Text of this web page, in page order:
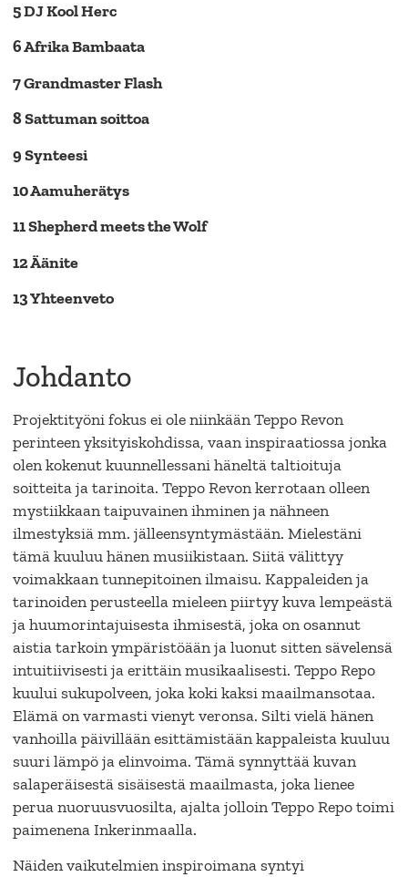
5 DJ Kool Herc
6 Afrika Bambaata
7 Grandmaster Flash
8 Sattuman soittoa
9 Synteesi
10 Aamuherätys
11 Shepherd meets the Wolf
12 Äänite
13 Yhteenveto
Johdanto
Projektityöni fokus ei ole niinkään Teppo Revon
perinteen yksityiskohdissa, vaan inspiraatiossa jonka
olen kokenut kuunnellessani häneltä taltioituja
soitteita ja tarinoita. Teppo Revon kerrotaan olleen
mystiikkaan taipuvainen ihminen ja nähneen
ilmestyksiä mm. jälleensyntymästään. Mielestäni
tämä kuuluu hänen musiikistaan. Siitä välittyy
voimakkaan tunnepitoinen ilmaisu. Kappaleiden ja
tarinoiden perusteella mieleen piirtyy kuva lempeästä
ja huumorintajuisesta ihmisestä, joka on osannut
aistia tarkoin ympäristöään ja luonut sitten sävelensä
intuitiivisesti ja erittäin musikaalisesti. Teppo Repo
kuului sukupolveen, joka koki kaksi maailmansotaa.
Elämä on varmasti vienyt veronsa. Silti vielä hänen
vanhoilla päivillään esittämistään kappaleista kuuluu
suuri lämpö ja elinvoima. Tämä synnyttää kuvan
salaperäisestä sisäisestä maailmasta, joka lienee
perua nuoruusvuosilta, ajalta jolloin Teppo Repo toimi
paimenena Inkerinmaalla.
Näiden vaikutelmien inspiroimana syntyi